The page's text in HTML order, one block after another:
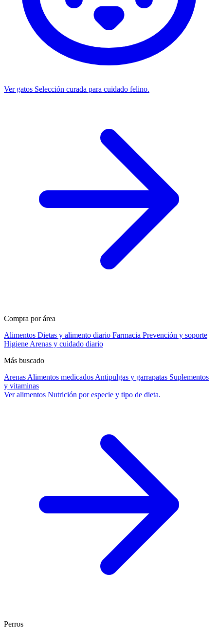
Ver gatos Selección curada para cuidado felino.
Compra por área
Alimentos Dietas y alimento diario Farmacia Prevención y soporte
Higiene Arenas y cuidado diario
Más buscado
Arenas Alimentos medicados Antipulgas y garrapatas Suplementos
y vitaminas
Ver alimentos Nutrición por especie y tipo de dieta.
Perros